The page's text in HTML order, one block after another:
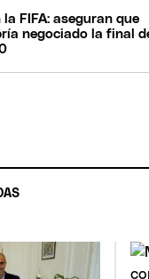
la FIFA: aseguran que
negociado la final